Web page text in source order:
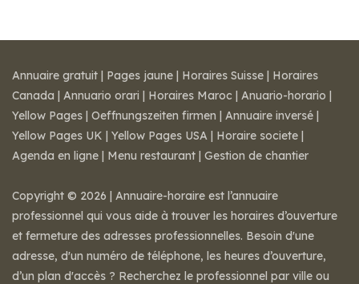
Annuaire gratuit | Pages jaune | Horaires Suisse | Horaires
Canada | Annuario orari | Horaires Maroc | Anuario-horario |
Yellow Pages | Oeffnungszeiten firmen | Annuaire inversé |
Yellow Pages UK | Yellow Pages USA | Horaire societe |
Agenda en ligne | Menu restaurant | Gestion de chantier
Copyright © 2026 | Annuaire-horaire est l’annuaire
professionnel qui vous aide à trouver les horaires d’ouverture
et fermeture des adresses professionnelles. Besoin d'une
adresse, d'un numéro de téléphone, les heures d’ouverture,
d’un plan d'accès ? Recherchez le professionnel par ville ou